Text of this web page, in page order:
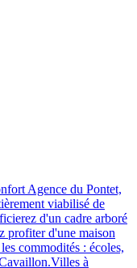
Agence du Pontet,
viabilisé de
d'un cadre arboré
profiter d'une maison
commodités : écoles,
à